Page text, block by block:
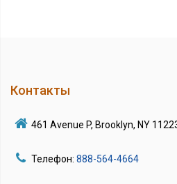
Контакты
461 Avenue P, Brooklyn, NY
Телефон: 888-564-4664